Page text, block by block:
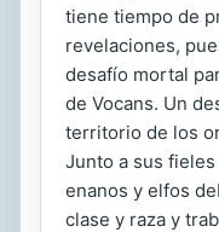
tiene tiempo de
revelaciones,
desafío mortal
de Vocans. Un
territorio de los
Junto a sus
enanos y elfos
clase y raza y